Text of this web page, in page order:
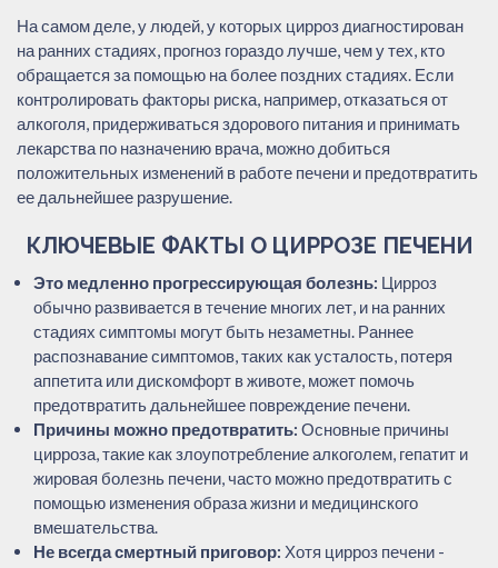
На самом деле, у людей, у которых цирроз диагностирован
на ранних стадиях, прогноз гораздо лучше, чем у тех, кто
обращается за помощью на более поздних стадиях. Если
контролировать факторы риска, например, отказаться от
алкоголя, придерживаться здорового питания и принимать
лекарства по назначению врача, можно добиться
положительных изменений в работе печени и предотвратить
ее дальнейшее разрушение.
КЛЮЧЕВЫЕ ФАКТЫ О ЦИРРОЗЕ ПЕЧЕНИ
Это медленно прогрессирующая болезнь: Цирроз
обычно развивается в течение многих лет, и на ранних
стадиях симптомы могут быть незаметны. Раннее
распознавание симптомов, таких как усталость, потеря
аппетита или дискомфорт в животе, может помочь
предотвратить дальнейшее повреждение печени.
Причины можно предотвратить: Основные причины
цирроза, такие как злоупотребление алкоголем, гепатит и
жировая болезнь печени, часто можно предотвратить с
помощью изменения образа жизни и медицинского
вмешательства.
Не всегда смертный приговор: Хотя цирроз печени -